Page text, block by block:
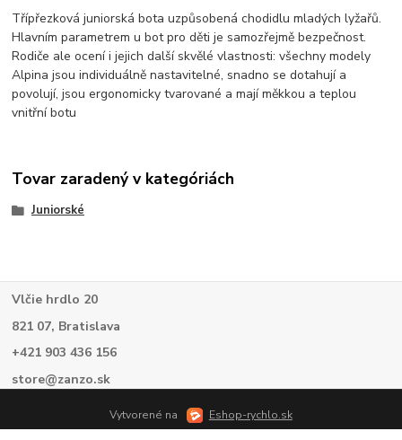
Třípřezková juniorská bota uzpůsobená chodidlu mladých lyžařů.
Hlavním parametrem u bot pro děti je samozřejmě bezpečnost.
Rodiče ale ocení i jejich další skvělé vlastnosti: všechny modely
Alpina jsou individuálně nastavitelné, snadno se dotahují a
povolují, jsou ergonomicky tvarované a mají měkkou a teplou
vnitřní botu
Tovar zaradený v kategóriách
Juniorské
Vlčie hrdlo 20
821 07, Bratislava
+421 903 436 156
store@zanzo.sk
Vytvorené na Eshop-rychlo.sk